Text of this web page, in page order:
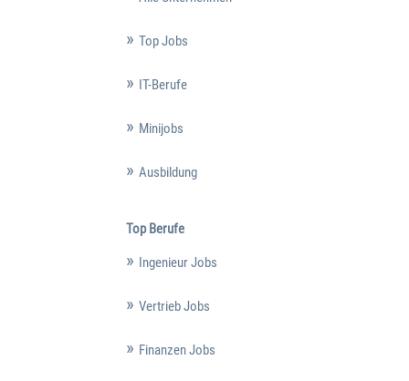
Top Jobs
IT-Berufe
Minijobs
Ausbildung
Top Berufe
Ingenieur Jobs
Vertrieb Jobs
Finanzen Jobs